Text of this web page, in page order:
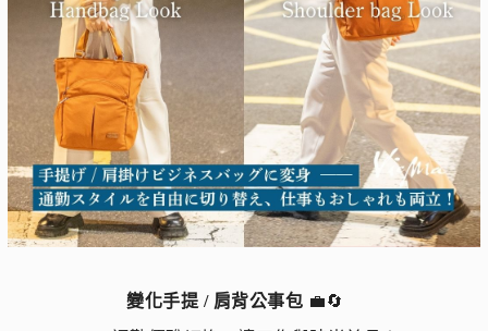
變化手提 / 肩背公事包 💼🔄